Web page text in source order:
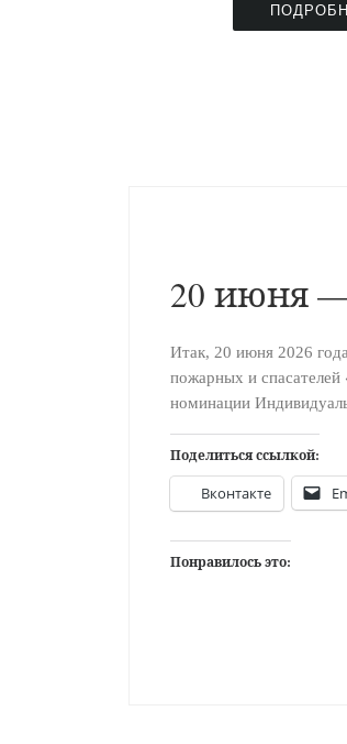
20 июня
Итак, 20 июня 2026
пожарных и
номинации
Поделиться ссылкой:
Вконтакте
Понравилось это: